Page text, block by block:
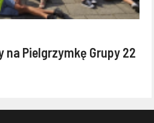
na Pielgrzymkę Grupy 22